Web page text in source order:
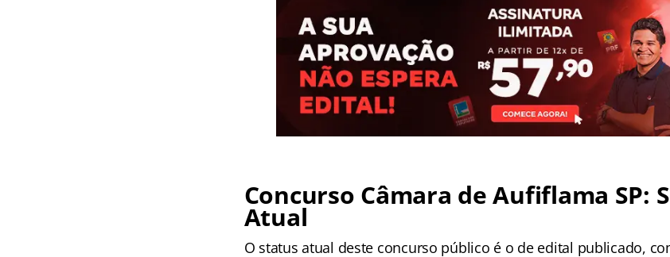
Concurso Câmara de Aufiflama SP:
Atual
O status atual deste concurso público é o de edital publicado,